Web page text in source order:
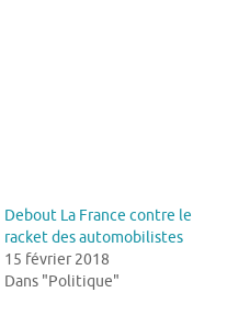
Debout La France contre le
racket des automobilistes
15 février 2018
Dans "Politique"